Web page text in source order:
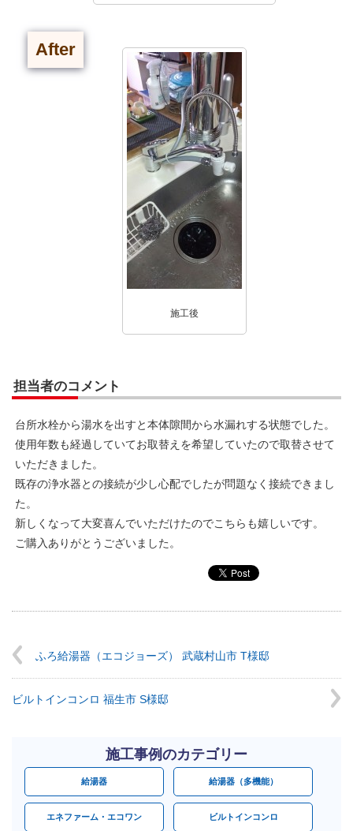
After
施工後
担当者のコメント
台所水栓から湯水を出すと本体隙間から水漏れする状態でした。
使用年数も経過していてお取替えを希望していたので取替させて
いただきました。
既存の浄水器との接続が少し心配でしたが問題なく接続できまし
た。
新しくなって大変喜んでいただけたのでこちらも嬉しいです。
ご購入ありがとうございました。
ふろ給湯器（エコジョーズ） 武蔵村山市 T様邸
ビルトインコンロ 福生市 S様邸
施工事例のカテゴリー
給湯器 給湯器（多機能）
エネファーム・エコワン ビルトインコンロ